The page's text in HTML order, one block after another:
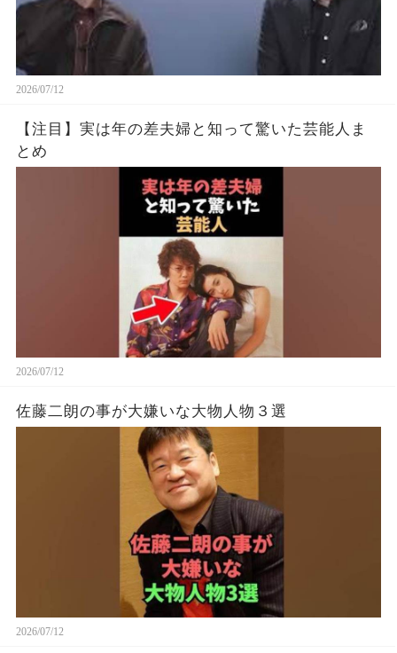
2026/07/12
【注目】実は年の差夫婦と知って驚いた芸能人ま
とめ
2026/07/12
佐藤二朗の事が大嫌いな大物人物３選
2026/07/12